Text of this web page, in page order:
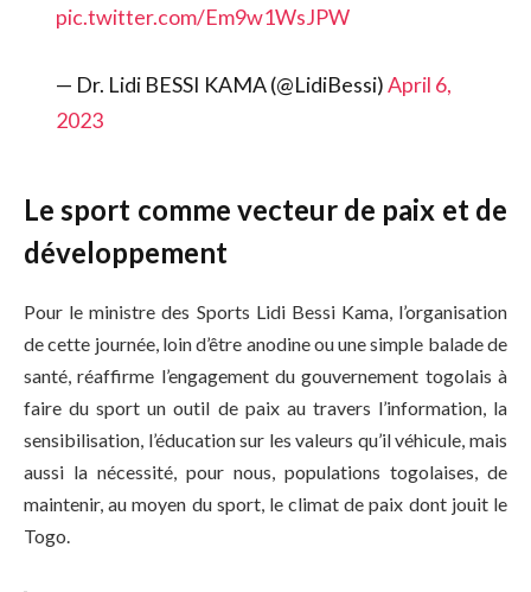
pic.twitter.com/Em9w1WsJPW
— Dr. Lidi BESSI KAMA (@LidiBessi)April 6,
2023
Le sport comme vecteur de paix et de
développement
Pour le ministre des Sports Lidi BessiKama, l’organisation
de cette journée, loin d’être anodine ou une simple balade de
santé, réaffirme l’engagement du gouvernement togolais à
faire du sport un outil de paix au travers l’information, la
sensibilisation, l’éducation sur les valeurs qu’il véhicule, mais
aussi la nécessité, pour nous, populations togolaises, de
maintenir, au moyen du sport, le climat de paix dont jouit le
Togo.